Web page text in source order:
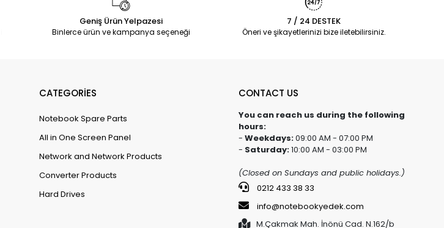
Geniş Ürün Yelpazesi
Binlerce ürün ve kampanya seçeneği
7 / 24 DESTEK
Öneri ve şikayetlerinizi bize iletebilirsiniz.
CATEGORİES
Notebook Spare Parts
All in One Screen Panel
Network and Network Products
Converter Products
Hard Drives
CONTACT US
You can reach us during the following
hours:
- Weekdays:09:00 AM - 07:00 PM
- Saturday:10:00 AM - 03:00 PM
(Closed on Sundays and public holidays.)
0212 433 38 33
info@notebookyedek.com
M.Çakmak Mah. İnönü Cad. N.162/b